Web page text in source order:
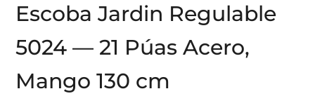
Escoba Jardin Regulable
5024 — 21 Púas Acero,
Mango 130 cm